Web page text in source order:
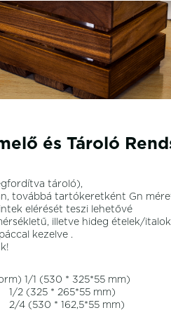
és Tároló
tároló),
továbbá tartókeretként Gn
elérését teszi lehetővé
illetve hideg ételek/
kezelve .
* 325*55 mm)
mm)
mm)